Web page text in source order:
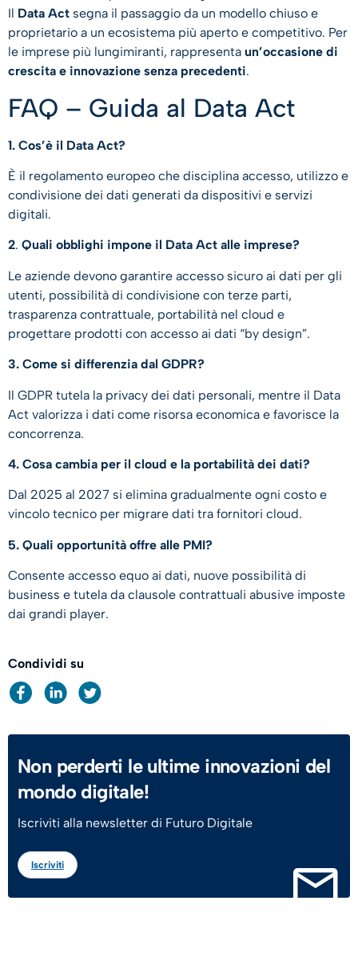
Il Data Act segna il passaggio da un modello chiuso e
proprietario a un ecosistema più aperto e competitivo. Per
le imprese più lungimiranti, rappresenta un’occasione di
crescita e innovazione senza precedenti.
FAQ – Guida al Data Act
1. Cos’è il Data Act?
È il regolamento europeo che disciplina accesso, utilizzo e
condivisione dei dati generati da dispositivi e servizi
digitali.
2. Quali obblighi impone il Data Act alle imprese?
​Le aziende devono garantire accesso sicuro ai dati per gli
utenti, possibilità di condivisione con terze parti,
trasparenza contrattuale, portabilità nel cloud e
progettare prodotti con accesso ai dati “by design”.​
3. Come si differenzia dal GDPR?
Il GDPR tutela la privacy dei dati personali, mentre il Data
Act valorizza i dati come risorsa economica e favorisce la
concorrenza.
4. Cosa cambia per il cloud e la portabilità dei dati?
Dal 2025 al 2027 si elimina gradualmente ogni costo e
vincolo tecnico per migrare dati tra fornitori cloud.
5. Quali opportunità offre alle PMI?
Consente accesso equo ai dati, nuove possibilità di
business e tutela da clausole contrattuali abusive imposte
dai grandi player.
Condividi su
Non perderti le ultime innovazioni del
mondo digitale!
Iscriviti alla newsletter di Futuro Digitale
Iscriviti